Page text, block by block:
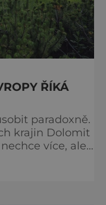
ŘÍKÁ
paradoxně.
krajin Dolomit
více, ale
2026 nová